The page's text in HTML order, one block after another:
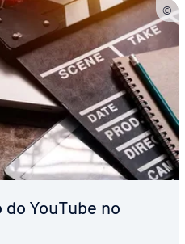
YouTube no